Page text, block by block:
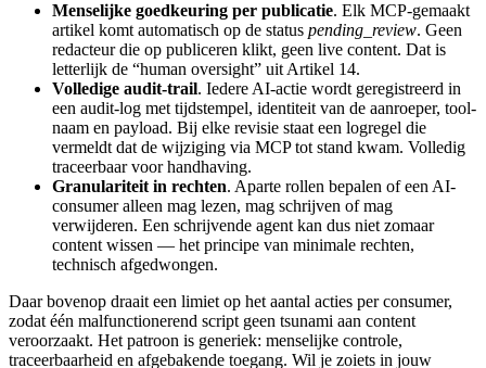
Menselijke goedkeuring per publicatie. Elk MCP-gemaakt
artikel komt automatisch op de status pending_review. Geen
redacteur die op publiceren klikt, geen live content. Dat is
letterlijk de “human oversight” uit Artikel 14.
Volledige audit-trail. Iedere AI-actie wordt geregistreerd in
een audit-log met tijdstempel, identiteit van de aanroeper, tool-
naam en payload. Bij elke revisie staat een logregel die
vermeldt dat de wijziging via MCP tot stand kwam. Volledig
traceerbaar voor handhaving.
Granulariteit in rechten. Aparte rollen bepalen of een AI-
consumer alleen mag lezen, mag schrijven of mag
verwijderen. Een schrijvende agent kan dus niet zomaar
content wissen — het principe van minimale rechten,
technisch afgedwongen.
Daar bovenop draait een limiet op het aantal acties per consumer,
zodat één malfunctionerend script geen tsunami aan content
veroorzaakt. Het patroon is generiek: menselijke controle,
traceerbaarheid en afgebakende toegang. Wil je zoiets in jouw